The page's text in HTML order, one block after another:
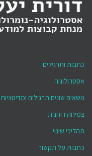
כתבות ותרגילים
אסטרולוגיה
נושאים שונים תרגילים ומדיטציות
צמיחה רוחנית
תהליכי שינוי
כתבות על תקשור